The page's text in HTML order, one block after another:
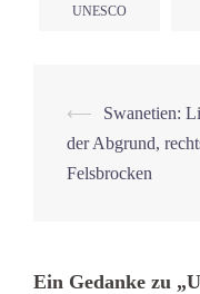
UNESCO
Beitrags-
⟵
Swanetien:
der Abgrund,
Felsbrocken
Ein Gedanke zu „